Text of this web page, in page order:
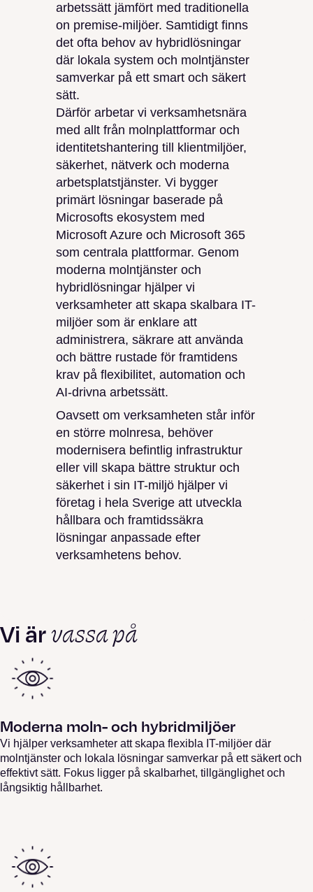
arbetssätt jämfört med traditionella
on premise-miljöer. Samtidigt finns
det ofta behov av hybridlösningar
där lokala system och molntjänster
samverkar på ett smart och säkert
sätt.
Därför arbetar vi verksamhetsnära
med allt från molnplattformar och
identitetshantering till klientmiljöer,
säkerhet, nätverk och moderna
arbetsplatstjänster. Vi bygger
primärt lösningar baserade på
Microsofts ekosystem med
Microsoft Azure och Microsoft 365
som centrala plattformar. Genom
moderna molntjänster och
hybridlösningar hjälper vi
verksamheter att skapa skalbara IT-
miljöer som är enklare att
administrera, säkrare att använda
och bättre rustade för framtidens
krav på flexibilitet, automation och
AI-drivna arbetssätt.
Oavsett om verksamheten står inför
en större molnresa, behöver
modernisera befintlig infrastruktur
eller vill skapa bättre struktur och
säkerhet i sin IT-miljö hjälper vi
företag i hela Sverige att utveckla
hållbara och framtidssäkra
lösningar anpassade efter
verksamhetens behov.
Vi ärvassa på
Moderna moln- och hybridmiljöer
Vi hjälper verksamheter att skapa flexibla IT-miljöer där
molntjänster och lokala lösningar samverkar på ett säkert och
effektivt sätt. Fokus ligger på skalbarhet, tillgänglighet och
långsiktig hållbarhet.